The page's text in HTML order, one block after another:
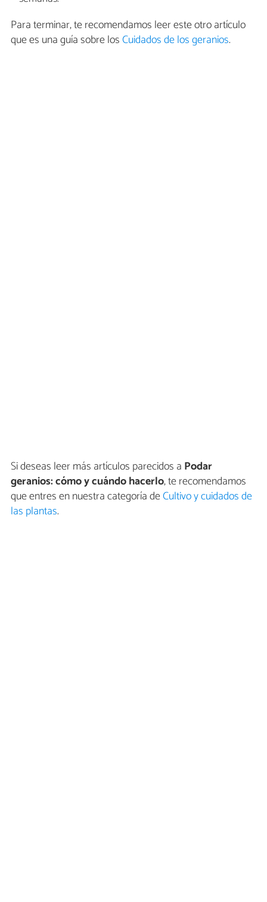
Para terminar, te recomendamos leer este otro artículo
que es una guía sobre losCuidados de los geranios.
Si deseas leer más artículos parecidos a Podar
geranios: cómo y cuándo hacerlo, te recomendamos
que entres en nuestra categoría deCultivo y cuidados de
las plantas.